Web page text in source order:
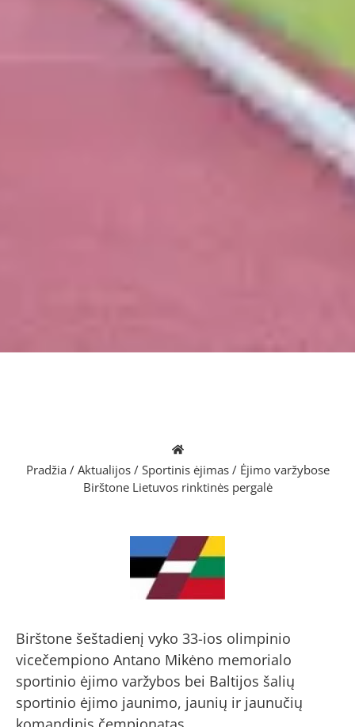
Pradžia / Aktualijos/ Sportinis ėjimas/ Ėjimo varžybose
Birštone Lietuvos rinktinės pergalė
Birštone šeštadienį vyko 33-ios olimpinio
vicečempiono Antano Mikėno memorialo
sportinio ėjimo varžybos bei Baltijos šalių
sportinio ėjimo jaunimo, jaunių ir jaunučių